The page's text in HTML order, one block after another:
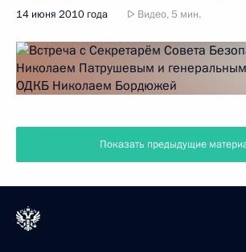
14 июня 2010 года Видео, 5 мин.
Показать предыдущие